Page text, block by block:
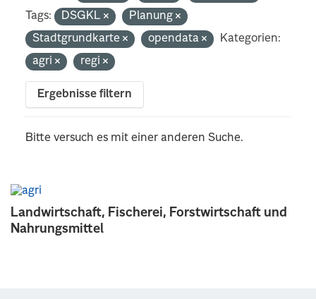
Landwirtschaft, Fischerei, Forstwirtschaft und
Nahrungsmittel
Tags:
DSGKL
Planung
Stadtgrundkarte
opendata
Kategorien:
agri
regi
Ergebnisse filtern
Bitte versuch es mit einer anderen Suche.